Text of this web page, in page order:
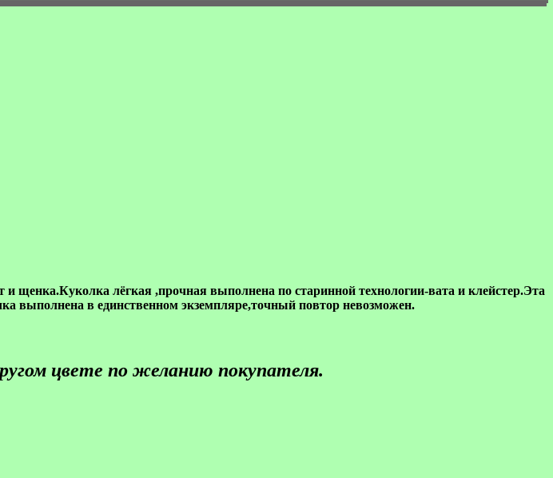
щенка.Куколка лёгкая ,прочная выполнена по старинной технологии-вата и клейстер.Эта
выполнена в единственном экземпляре,точный повтор невозможен.
цвете по желанию покупателя.